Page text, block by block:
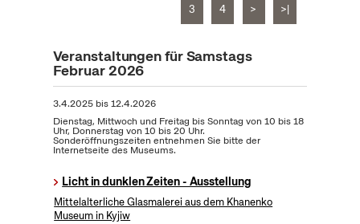
3 4 > >|
Veranstaltungen für Samstags
Februar 2026
3.4.2025bis12.4.2026
Dienstag, Mittwoch und Freitag bis Sonntag von 10 bis 18
Uhr, Donnerstag von 10 bis 20 Uhr.
Sonderöffnungszeiten entnehmen Sie bitte der
Internetseite des Museums.
Licht in dunklen Zeiten - Ausstellung
Mittelalterliche Glasmalerei aus dem Khanenko
Museum in Kyjiw